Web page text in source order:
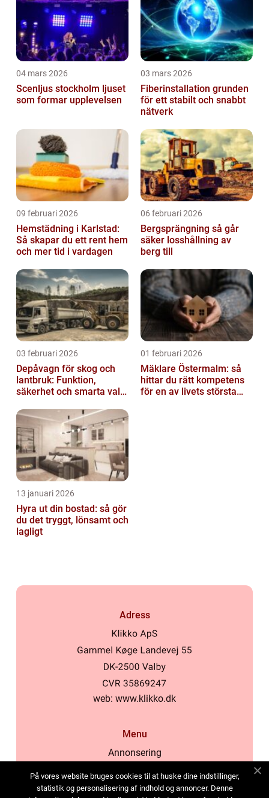
04 mars 2026
Scenljus stockholm ljuset
som formar upplevelsen
03 mars 2026
Fiberinstallation grunden
för ett stabilt och snabbt
nätverk
09 februari 2026
Hemstädning i Karlstad:
Så skapar du ett rent hem
och mer tid i vardagen
06 februari 2026
Bergsprängning så går
säker losshållning av
berg till
03 februari 2026
Depåvagn för skog och
lantbruk: Funktion,
säkerhet och smarta val
01 februari 2026
Mäklare Östermalm: så
hittar du rätt kompetens
för en av livets största
13 januari 2026
Hyra ut din bostad: så gör
du det tryggt, lönsamt och
lagligt
Adress
web: www.klikko.dk
Menu
Annonsering
Cookies
På vores website bruges cookies til at huske dine indstillinger,
statistik og personalisering af indhold og annoncer. Denne